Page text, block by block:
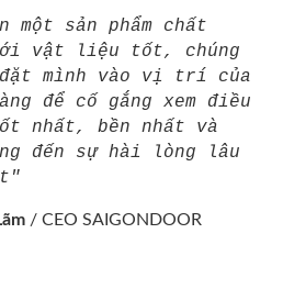
một sản phẩm chất
vật liệu tốt, chúng
mình vào vị trí của
để cố gắng xem điều
nhất, bền nhất và
đến sự hài lòng lâu
/ CEO SAIGONDOOR